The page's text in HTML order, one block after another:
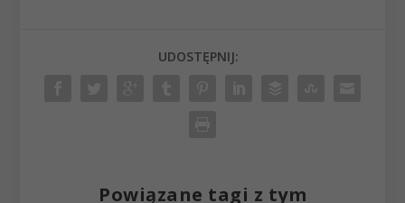
UDOSTĘPNIJ:
Powiązane tagi z tym